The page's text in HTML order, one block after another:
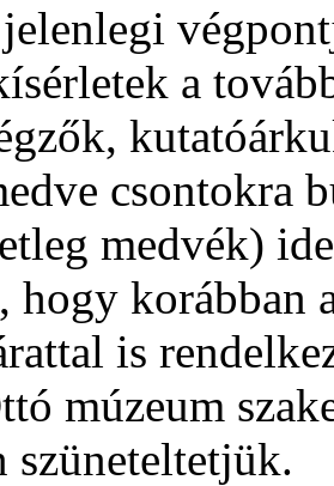
a
csontokra
medvék)
hogy
is
múzeum
szüneteltetjük.